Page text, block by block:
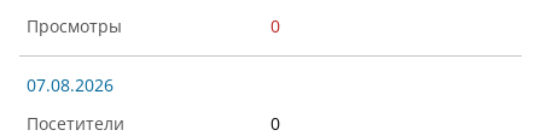
0
07.08.2026
0